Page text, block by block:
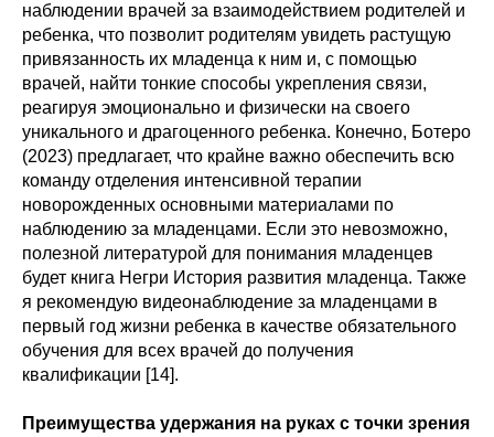
наблюдении врачей за взаимодействием родителей и
ребенка, что позволит родителям увидеть растущую
привязанность их младенца к ним и, с помощью
врачей, найти тонкие способы укрепления связи,
реагируя эмоционально и физически на своего
уникального и драгоценного ребенка. Конечно, Ботеро
(2023) предлагает, что крайне важно обеспечить всю
команду отделения интенсивной терапии
новорожденных основными материалами по
наблюдению за младенцами. Если это невозможно,
полезной литературой для понимания младенцев
будет книга Негри История развития младенца. Также
я рекомендую видеонаблюдение за младенцами в
первый год жизни ребенка в качестве обязательного
обучения для всех врачей до получения
квалификации [14].
Преимущества удержания на руках с точки зрения